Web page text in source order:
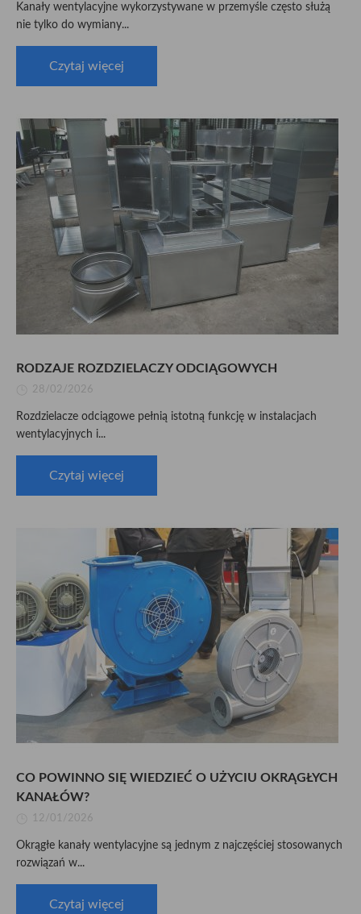
Kanały wentylacyjne wykorzystywane w przemyśle często służą
nie tylko do wymiany...
Czytaj więcej
RODZAJE ROZDZIELACZY ODCIĄGOWYCH
28/02/2026
Rozdzielacze odciągowe pełnią istotną funkcję w instalacjach
wentylacyjnych i...
Czytaj więcej
CO POWINNO SIĘ WIEDZIEĆ O UŻYCIU OKRĄGŁYCH
KANAŁÓW?
12/01/2026
Okrągłe kanały wentylacyjne są jednym z najczęściej stosowanych
rozwiązań w...
Czytaj więcej